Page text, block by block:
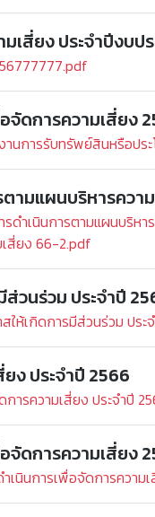
เสี่ยง ประจำปีงบ
จัดการความเสี่ยง
านการรับทรัพย์สินหรือปร
ามแผนบริหารควา
ดำเนินการตามแผนบริห
เสี่ยง 66-2.pdf
ส่วนร่วม ประจำปี
ให้เกิดการมีส่วนร่วม ปร
ง ประจำปี 2566
ารความเสี่ยง ประจำปี
จัดการความเสี่ยง
เนินการเพื่อจัดการความ